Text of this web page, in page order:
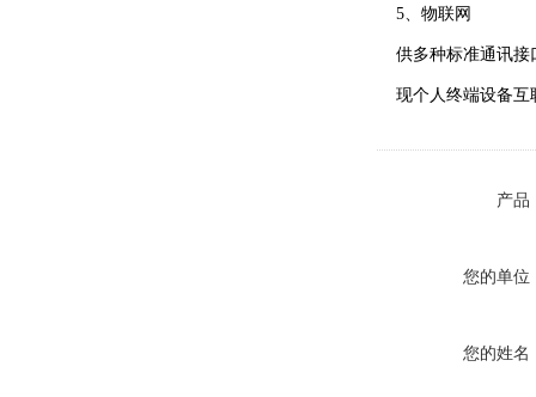
5、物联网
供多种标准通讯接
现个人终端设备互
产品
您的单位
您的姓名